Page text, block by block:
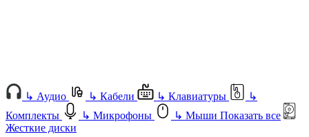
↳ Аудио ↳ Кабели ↳ Клавиатуры
↳
Комплекты
↳ Микрофоны ↳ Мыши Показать все
Жесткие диски